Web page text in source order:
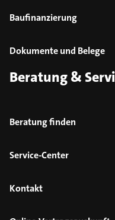
Baufinanzierung
Dokumente und Belege
Beratung &
Beratung finden
Service-Center
Kontakt